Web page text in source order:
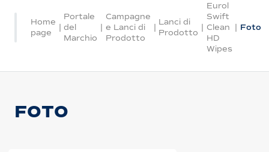
Home
page
|
Portale
del
Marchio
|
Campagne
e Lanci di
Prodotto
|
Lanci di
Prodotto
|
Eurol
Swift
Clean
HD
Wipes
| Foto
FOTO